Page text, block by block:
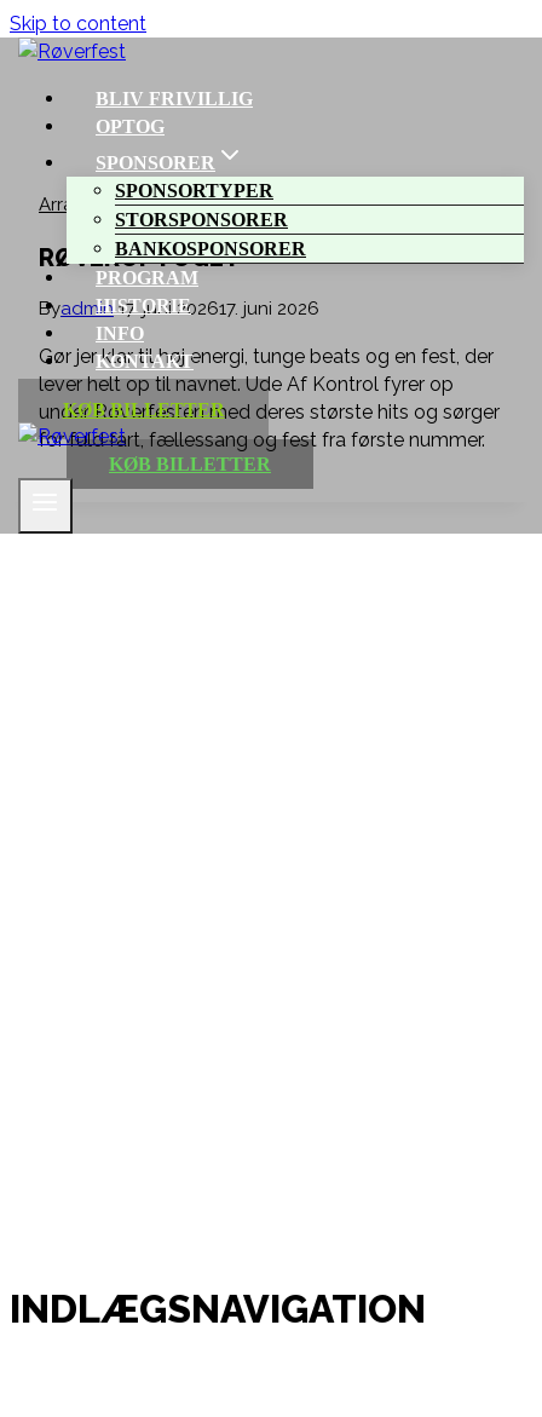
Skip to content
BLIV FRIVILLIG
OPTOG
SPONSORER
SPONSORTYPER
STORSPONSORER
BANKOSPONSORER
PROGRAM
HISTORIE
INFO
KONTAKT
KØB BILLETTER
KØB BILLETTER
Arrangementer
RØVEROPTOGET
Byadmin 17. juni 202617. juni 2026
Gør jer klar til høj energi, tunge beats og en fest, der
lever helt op til navnet. Ude Af Kontrol fyrer op
under Røverfesten med deres største hits og sørger
for fuld fart, fællessang og fest fra første nummer.
INDLÆGSNAVIGATION